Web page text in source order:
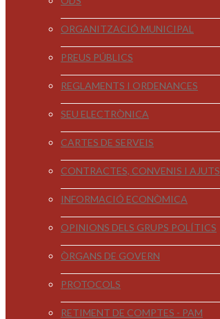
ORGANITZACIÓ MUNICIPAL
PREUS PÚBLICS
REGLAMENTS I ORDENANCES
SEU ELECTRÒNICA
CARTES DE SERVEIS
CONTRACTES, CONVENIS I AJUTS
INFORMACIÓ ECONÒMICA
OPINIONS DELS GRUPS POLÍTICS
ÒRGANS DE GOVERN
PROTOCOLS
RETIMENT DE COMPTES - PAM